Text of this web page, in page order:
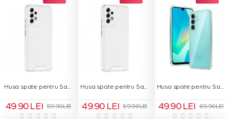
Husa spate pentru Samsung Galaxy A52s - Space Case
49.90 LEI 59.90 LEI
Husa spate pentru Samsung Galaxy A53 5G - Space Case
49.90 LEI 59.90 LEI
Husa spate pentru Samsung Galaxy A56 5G Space Case - Transparent
49.90 LEI 69.90 LEI